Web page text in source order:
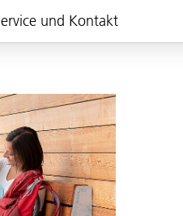
und Kontakt